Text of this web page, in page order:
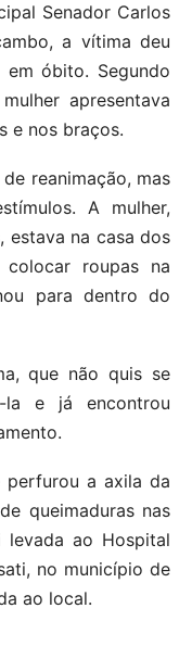
Senador Carlos
a vítima deu
óbito. Segundo
apresentava
e nos braços.
reanimação, mas
A mulher,
estava na casa dos
roupas na
para dentro do
que não quis se
la e já encontrou
perfurou a axila da
queimaduras nas
levada ao Hospital
no município de
ao local.